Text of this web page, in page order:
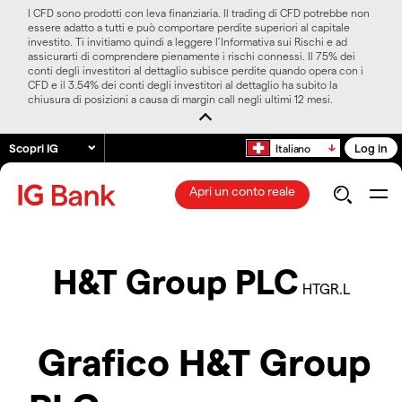
I CFD sono prodotti con leva finanziaria. Il trading di CFD potrebbe non
essere adatto a tutti e può comportare perdite superiori al capitale
investito. Ti invitiamo quindi a leggere l’Informativa sui Rischi e ad
assicurarti di comprendere pienamente i rischi connessi. Il 75% dei
conti degli investitori al dettaglio subisce perdite quando opera con i
CFD e il 3.54% dei conti degli investitori al dettaglio ha subito la
chiusura di posizioni a causa di margin call negli ultimi 12 mesi.
Scopri IG Italiano Log in
Apri un conto reale
H&T Group PLC HTGR.L
Grafico H&T Group